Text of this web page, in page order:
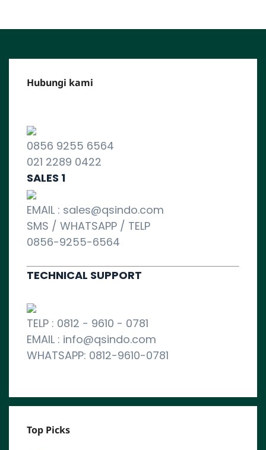
Hubungi kami
0856 9255 6564
021 2289 0422
SALES 1
EMAIL : sales@qsindo.com
SMS / WHATSAPP / TELP
0856-9255-6564
TECHNICAL SUPPORT
TELP : 0812 - 9610 - 0781
EMAIL : info@qsindo.com
WHATSAPP: 0812-9610-0781
Top Picks